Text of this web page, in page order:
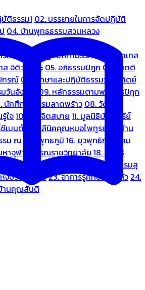
ติธรรม1 02. บรรยายในการจัดปฏิบัติ
04. บ้านพุทธธรรมสวนหลวง
ศึกษา
03. ปฏิสัมภิทามรรคและจูฬนิทเทส
ส อิติวุตตกะ 05. อภิธรรมปิฎก 06. เนตติ
กรณ์ 07. ศึกษาและปฏิบัติธรรมวันอาทิตย์
นอังคาร
09. หลักธรรมตามพระไตรปิฎก
นักศึกษาธรรมลาดพร้าว 08. วัด
ใจ10. บ้านจิตสบาย 11. มูลนิธิบ้านอารีย์
เมนต์
13. คลีนิคคุณหมอไพทูรย์
14. บ้าน
รม ณ แดนพุทธภูมิ 16. ยุวพุทธิกสมาคม
หาจุฬาลงกรณราชวิทยาลัย 18. มูลนิธิ
center
21. ชมรมสุ
งประเทศไทย23. อาคารรู้ศึกษารู้สึกตัว 24.
านคุณสันติ